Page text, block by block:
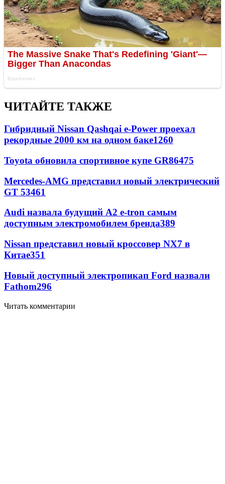
ЧИТАЙТЕ ТАКЖЕ
Гибридный Nissan Qashqai e-Power проехал
рекордные 2000 км на одном баке1260
Toyota обновила спортивное купе GR86475
Mercedes-AMG представил новый электрический
GT 53461
Audi назвала будущий A2 e-tron самым
доступным электромобилем бренда389
Nissan представил новый кроссовер NX7 в
Китае351
Новый доступный электропикап Ford назвали
Fathom296
Читать комментарии